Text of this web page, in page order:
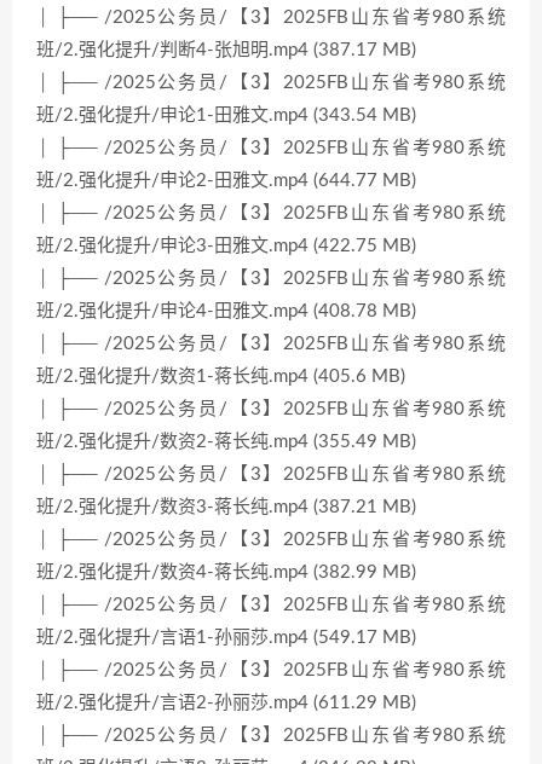
│ ├── /2025公务员/【3】2025FB山东省考980系统
班/2.强化提升/判断4-张旭明.mp4 (387.17 MB)
│ ├── /2025公务员/【3】2025FB山东省考980系统
班/2.强化提升/申论1-田雅文.mp4 (343.54 MB)
│ ├── /2025公务员/【3】2025FB山东省考980系统
班/2.强化提升/申论2-田雅文.mp4 (644.77 MB)
│ ├── /2025公务员/【3】2025FB山东省考980系统
班/2.强化提升/申论3-田雅文.mp4 (422.75 MB)
│ ├── /2025公务员/【3】2025FB山东省考980系统
班/2.强化提升/申论4-田雅文.mp4 (408.78 MB)
│ ├── /2025公务员/【3】2025FB山东省考980系统
班/2.强化提升/数资1-蒋长纯.mp4 (405.6 MB)
│ ├── /2025公务员/【3】2025FB山东省考980系统
班/2.强化提升/数资2-蒋长纯.mp4 (355.49 MB)
│ ├── /2025公务员/【3】2025FB山东省考980系统
班/2.强化提升/数资3-蒋长纯.mp4 (387.21 MB)
│ ├── /2025公务员/【3】2025FB山东省考980系统
班/2.强化提升/数资4-蒋长纯.mp4 (382.99 MB)
│ ├── /2025公务员/【3】2025FB山东省考980系统
班/2.强化提升/言语1-孙丽莎.mp4 (549.17 MB)
│ ├── /2025公务员/【3】2025FB山东省考980系统
班/2.强化提升/言语2-孙丽莎.mp4 (611.29 MB)
│ ├── /2025公务员/【3】2025FB山东省考980系统